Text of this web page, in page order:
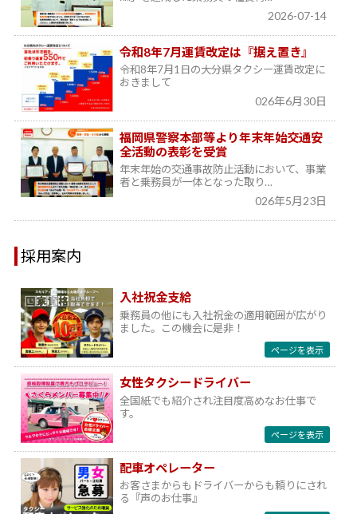
2026-07-14
令和8年7月運賃改定は『据え置き』
令和8年7月1日の大分県タクシー運賃改定に
おきまして
026年6月30日
福岡県警察本部等より年末年始交通安
全活動の表彰を受賞
年末年始の交通事故防止活動において、事業
者と乗務員が一体となった取り…
026年5月23日
採用案内
入社祝金支給
乗務員の他にも入社祝金の適用範囲が広がり
ました。この機会に是非！
ページを表示
女性タクシードライバー
全国紙でも紹介され注目度高めなお仕事で
す。
ページを表示
配車オペレーター
お客さまからもドライバーからも頼りにされ
る『声のお仕事』